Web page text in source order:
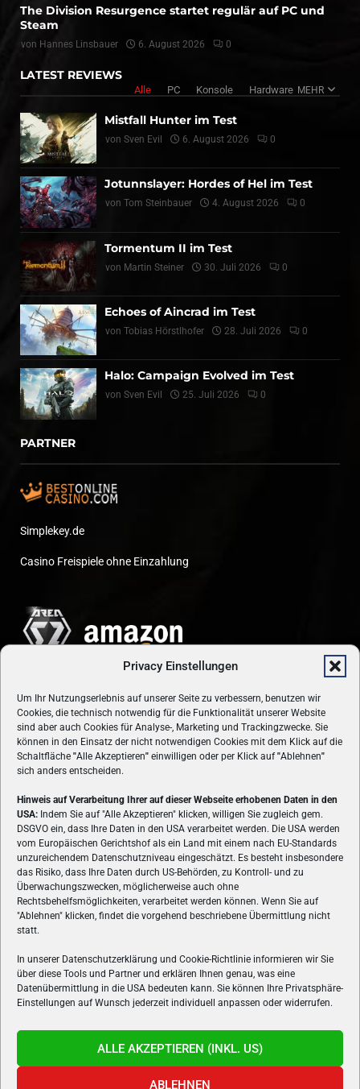
Privacy Einstellungen
Um Ihr Nutzungserlebnis auf unserer Seite zu verbessern, benutzen wir
Cookies, die technisch notwendig für die Funktionalität unserer Website
sind aber auch Cookies für Analyse-, Marketing und Trackingzwecke. Sie
können in den Einsatz der nicht notwendigen Cookies mit dem Klick auf die
Schaltfläche "Alle Akzeptieren" einwilligen oder per Klick auf"Ablehnen"
sich anders entscheiden.
Hinweis auf Verarbeitung Ihrer auf dieser Webseite erhobenen Daten in den
USA: Indem Sie auf "Alle Akzeptieren" klicken, willigen Sie zugleich gem.
DSGVO ein, dass Ihre Daten in den USA verarbeitet werden. Die USA werden
vom Europäischen Gerichtshof als ein Land mit einem nach EU-Standards
unzureichendem Datenschutzniveau eingeschätzt. Es besteht insbesondere
das Risiko, dass Ihre Daten durch US-Behörden, zu Kontroll- und zu
Überwachungszwecken, möglicherweise auch ohne
Rechtsbehelfsmöglichkeiten, verarbeitet werden können. Wenn Sie auf
"Ablehnen" klicken, findet die vorgehend beschriebene Übermittlung nicht
statt.
In unserer Datenschutzerklärung und Cookie-Richtlinie informieren wir Sie
über diese Tools und Partner und erklären Ihnen genau, was eine
Datenübermittlung in die USA bedeuten kann. Sie können Ihre Privatsphäre-
Einstellungen auf Wunsch jederzeit individuell anpassen oder widerrufen.
ALLE AKZEPTIEREN (INKL. US)
ABLEHNEN
The Division Resurgence startet regulär auf PC und
Steam
von Hannes Linsbauer 6. August 2026 0
LATEST REVIEWS
Alle PC Konsole Hardware MEHR
Mistfall Hunter im Test
von Sven Evil 6. August 2026 0
Jotunnslayer: Hordes of Hel im Test
von Tom Steinbauer 4. August 2026 0
Tormentum II im Test
von Martin Steiner 30. Juli 2026 0
Echoes of Aincrad im Test
von Tobias Hörstlhofer 28. Juli 2026 0
Halo: Campaign Evolved im Test
von Sven Evil 25. Juli 2026 0
PARTNER
Simplekey.de
Casino Freispiele ohne Einzahlung
ÜBER UNS
VON GAMERN, FÜR GAMER! Gamers.at ist das älteste Online-
Spielemagazin Österreichs und bringt täglich aktuelle News,
Reviews und Videos zu PC- und Konsolenspielen, Gaming-
Hardware und aus der Welt des e-Sport's.
FOLGE UNS